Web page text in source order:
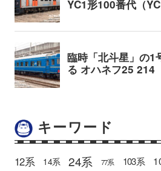
キーワード
12系 14系 24系 77系 103系